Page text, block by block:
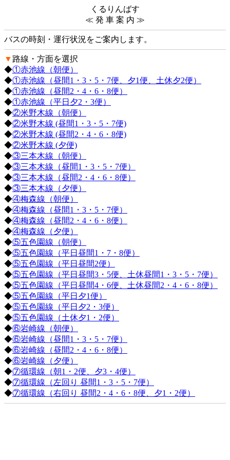
くるりんばす
≪ 発 車 案 内 ≫
バスの時刻・運行状況をご案内します。
▼ 路線・方面を選択
◆①赤池線（朝便）
◆①赤池線（昼間1・3・5・7便、夕1便、土休夕2便）
◆①赤池線（昼間2・4・6・8便）
◆①赤池線（平日夕2・3便）
◆②米野木線（朝便）
◆②米野木線 (昼間1・3・5・7便)
◆②米野木線 (昼間2・4・6・8便)
◆②米野木線 (夕便)
◆③三本木線（朝便）
◆③三本木線（昼間1・3・5・7便）
◆③三本木線（昼間2・4・6・8便）
◆③三本木線（夕便）
◆④梅森線（朝便）
◆④梅森線（昼間1・3・5・7便）
◆④梅森線（昼間2・4・6・8便）
◆④梅森線（夕便）
◆⑤五色園線（朝便）
◆⑤五色園線（平日昼間1・7・8便）
◆⑤五色園線（平日昼間2便）
◆⑤五色園線（平日昼間3・5便、土休昼間1・3・5・7便）
◆⑤五色園線（平日昼間4・6便、土休昼間2・4・6・8便）
◆⑤五色園線（平日夕1便）
◆⑤五色園線（平日夕2・3便）
◆⑤五色園線（土休夕1・2便）
◆⑥岩崎線（朝便）
◆⑥岩崎線（昼間1・3・5・7便）
◆⑥岩崎線（昼間2・4・6・8便）
◆⑥岩崎線（夕便）
◆⑦循環線（朝1・2便、夕3・4便）
◆⑦循環線（左回り 昼間1・3・5・7便）
◆⑦循環線（右回り 昼間2・4・6・8便、夕1・2便）